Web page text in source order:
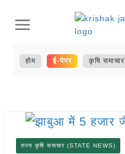
content
होम ई-पेपर कृषि समाचार
राज्य कृषि समाचार (STATE NEWS)